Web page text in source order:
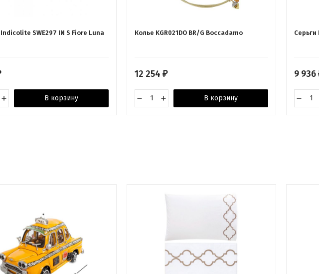
SWE297 IN S Fiore Luna
В корзину
Колье KGR021DO BR/G Boccadamo
12 254 ₽
В корзину
Серьги
9 936